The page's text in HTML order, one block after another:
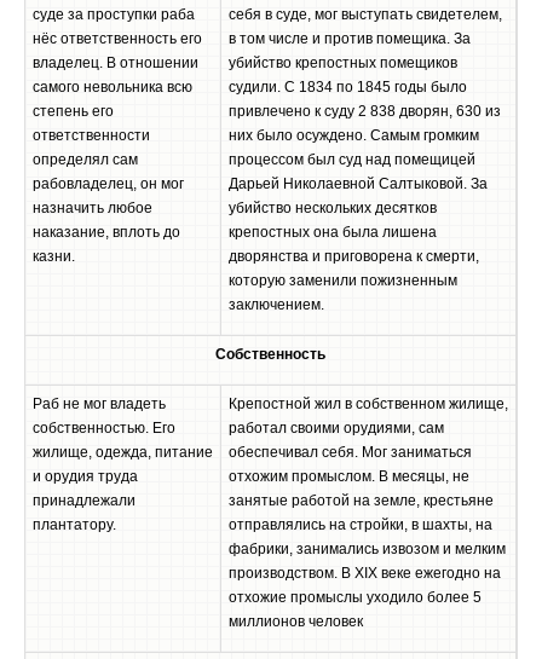
суде за проступки раба
нёс ответственность его
владелец. В отношении
самого невольника всю
степень его
ответственности
определял сам
рабовладелец, он мог
назначить любое
наказание, вплоть до
казни.
себя в суде, мог выступать свидетелем,
в том числе и против помещика. За
убийство крепостных помещиков
судили. С 1834 по 1845 годы было
привлечено к суду 2 838 дворян, 630 из
них было осуждено. Самым громким
процессом был суд над помещицей
Дарьей Николаевной Салтыковой. За
убийство нескольких десятков
крепостных она была лишена
дворянства и приговорена к смерти,
которую заменили пожизненным
заключением.
Собственность
Раб не мог владеть
собственностью. Его
жилище, одежда, питание
и орудия труда
принадлежали
плантатору.
Крепостной жил в собственном жилище,
работал своими орудиями, сам
обеспечивал себя. Мог заниматься
отхожим промыслом. В месяцы, не
занятые работой на земле, крестьяне
отправлялись на стройки, в шахты, на
фабрики, занимались извозом и мелким
производством. В XIX веке ежегодно на
отхожие промыслы уходило более 5
миллионов человек